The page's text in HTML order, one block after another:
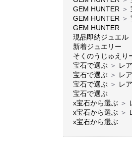
GEM HUNTER ＞
GEM HUNTER ＞
GEM HUNTER
現品即納ジュエル
新着ジュエリー
そくのうじゅえり
宝石で選ぶ ＞ レ
宝石で選ぶ ＞ レ
宝石で選ぶ ＞ レ
宝石で選ぶ
x宝石から選ぶ ＞
x宝石から選ぶ ＞
x宝石から選ぶ